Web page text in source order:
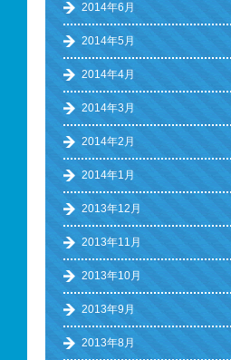
2014年6月
2014年5月
2014年4月
2014年3月
2014年2月
2014年1月
2013年12月
2013年11月
2013年10月
2013年9月
2013年8月